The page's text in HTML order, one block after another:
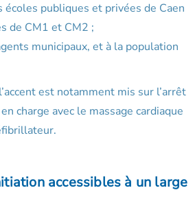
écoles publiques et privées de Caen
de CM1 et CM2 ;
municipaux, et à la population
est notamment mis sur l’arrêt
charge avec le massage cardiaque
accessibles à un large